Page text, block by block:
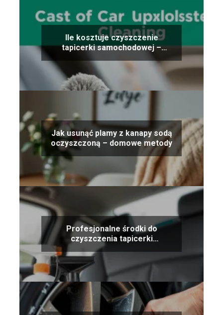
Ile kosztuje czyszczenie
tapicerki samochodowej –
Jak usunąć plamy z kanapy sodą
oczyszczoną – domowe metody
Profesjonalne środki do
czyszczenia tapicerki
samochodowej – ranking
produktów